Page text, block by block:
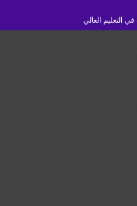
العالي